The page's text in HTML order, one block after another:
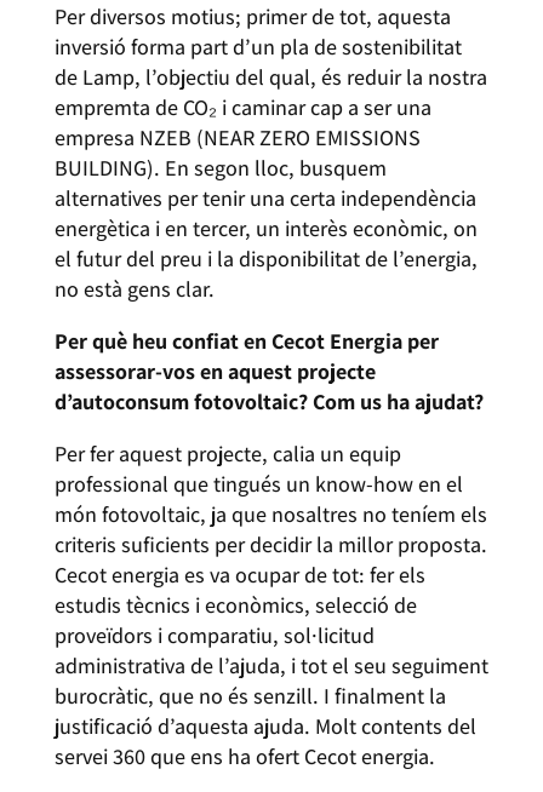
Per diversos motius; primer de tot, aquesta
inversió forma part d’un pla de sostenibilitat
de Lamp, l’objectiu del qual, és reduir la nostra
empremta de CO₂ i caminar cap a ser una
empresa NZEB (NEAR ZERO EMISSIONS
BUILDING). En segon lloc, busquem
alternatives per tenir una certa independència
energètica i en tercer, un interès econòmic, on
el futur del preu i la disponibilitat de l’energia,
no està gens clar.
Per què heu confiat en Cecot Energia per
assessorar-vos en aquest projecte
d’autoconsum fotovoltaic? Com us ha ajudat?
Per fer aquest projecte, calia un equip
professional que tingués un know-how en el
món fotovoltaic, ja que nosaltres no teníem els
criteris suficients per decidir la millor proposta.
Cecot energia es va ocupar de tot: fer els
estudis tècnics i econòmics, selecció de
proveïdors i comparatiu, sol·licitud
administrativa de l’ajuda, i tot el seu seguiment
burocràtic, que no és senzill. I finalment la
justificació d’aquesta ajuda. Molt contents del
servei 360 que ens ha ofert Cecot energia.